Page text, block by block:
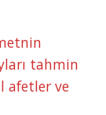
tahmin
afetler ve